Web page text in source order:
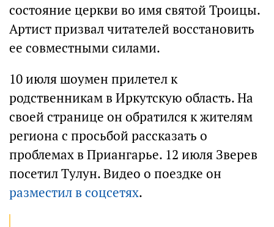
состояние церкви во имя святой Троицы.
Артист призвал читателей восстановить
ее совместными силами.
10 июля шоумен прилетел к
родственникам в Иркутскую область. На
своей странице он обратился к жителям
региона с просьбой рассказать о
проблемах в Приангарье. 12 июля Зверев
посетил Тулун. Видео о поездке он
разместил в соцсетях.